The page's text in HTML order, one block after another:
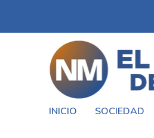
INICIO SOCIEDAD
ETIQUETA:CAOS